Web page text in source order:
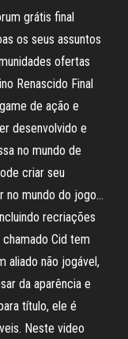
grátis final
os seus assuntos
ofertas
Renascido Final
de ação e
desenvolvido e
no mundo de
criar seu
no mundo do jogo…
recriações
Cid tem
aliado não jogável,
da aparência e
título, ele é
Neste video